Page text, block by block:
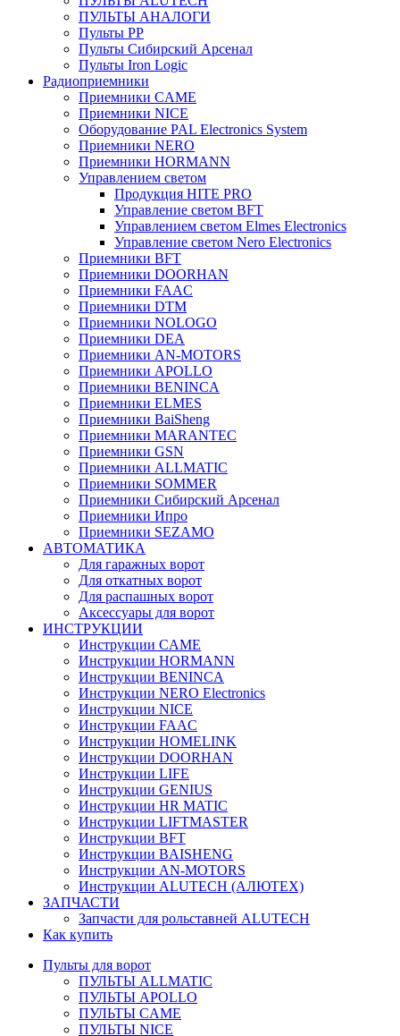
ПУЛЬТЫ АНАЛОГИ
Пульты PP
Пульты Сибирский Арсенал
Пульты Iron Logic
Радиоприемники
Приемники CAME
Приемники NICE
Оборудование PAL Electronics System
Приемники NERO
Приемники HORMANN
Управлением светом
Продукция HITE PRO
Управление светом BFT
Управлением светом Elmes Electronics
Управление светом Nero Electronics
Приемники BFT
Приемники DOORHAN
Приемники FAAC
Приемники DTM
Приемники NOLOGO
Приемники DEA
Приемники AN-MOTORS
Приемники APOLLO
Приемники BENINCA
Приемники ELMES
Приемники BaiSheng
Приемники MARANTEC
Приемники GSN
Приемники ALLMATIC
Приемники SOMMER
Приемники Сибирский Арсенал
Приемники Ипро
Приемники SEZAMO
АВТОМАТИКА
Для гаражных ворот
Для откатных ворот
Для распашных ворот
Аксессуары для ворот
ИНСТРУКЦИИ
Инструкции CAME
Инструкции HORMANN
Инструкции BENINCA
Инструкции NERO Electronics
Инструкции NICE
Инструкции FAAC
Инструкции HOMELINK
Инструкции DOORHAN
Инструкции LIFE
Инструкции GENIUS
Инструкции HR MATIC
Инструкции LIFTMASTER
Инструкции BFT
Инструкции BAISHENG
Инструкции AN-MOTORS
Инструкции ALUTECH (АЛЮТЕХ)
ЗАПЧАСТИ
Запчасти для рольставней ALUTECH
Как купить
Пульты для ворот
ПУЛЬТЫ ALLMATIC
ПУЛЬТЫ APOLLO
ПУЛЬТЫ CAME
ПУЛЬТЫ NICE